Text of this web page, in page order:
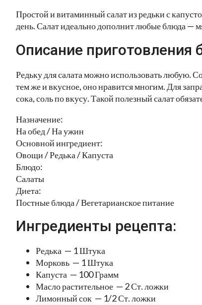
Простой и витаминный салат из редьки с
день. Салат идеально дополнит любые блюда —
Описание приготовления
Редьку для салата можно использовать любую.
тем же и вкусное, оно нравится многим. Для
сока, соль по вкусу. Такой полезный салат
Назначение:
На обед / На ужин
Основной ингредиент:
Овощи / Редька / Капуста
Блюдо:
Салаты
Диета:
Постные блюда / Вегетарианское питание
Ингредиенты рецепта:
Редька — 1 Штука
Морковь — 1 Штука
Капуста — 100 Грамм
Масло растительное — 2 Ст. ложки
Лимонный сок — 1/2 Ст. ложки